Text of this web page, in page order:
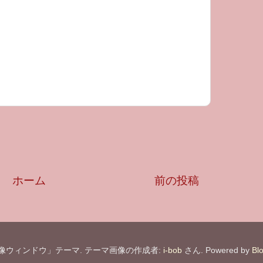
前の投稿
ホーム
ウィンドウ」テーマ. テーマ画像の作成者: i-bobさん. Powered by